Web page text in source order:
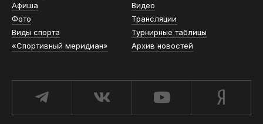
Афиша
Видео
Фото
Трансляции
Виды спорта
Турнирные таблицы
«Спортивный меридиан»
Архив новостей